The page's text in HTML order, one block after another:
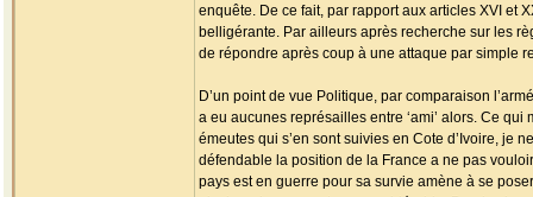
enquête. De ce fait, par rapport aux articles XVI et
belligérante. Par ailleurs après recherche sur les
de répondre après coup à une attaque par simple
D’un point de vue Politique, par comparaison
a eu aucunes représailles entre ‘ami’ alors. Ce qui
émeutes qui s’en sont suivies en Cote d’Ivoire, je
défendable la position de la France a ne pas
pays est en guerre pour sa survie amène à se